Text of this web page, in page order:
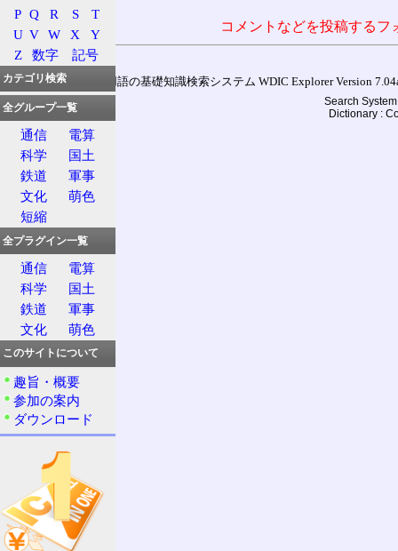
コメントなどを投稿する
通信用語の基礎知識検索システム WDIC Explorer Version
Search
Dictionary :
P Q R S
T
U V W X
Y
Z
数字 記号
カテゴリ検索
全グループ一覧
通信
電算
科学
国土
鉄道
軍事
文化
萌色
短縮
全プラグイン一覧
通信
電算
科学
国土
鉄道
軍事
文化
萌色
このサイトについて
趣旨・概要
参加の案内
ダウンロード